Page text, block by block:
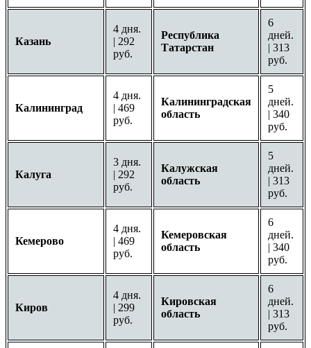
Казань
4 дня.
| 292
руб.
Республика
Татарстан
6
дней.
| 313
руб.
Калининград
4 дня.
| 469
руб.
Калининградская
область
5
дней.
| 340
руб.
Калуга
3 дня.
| 292
руб.
Калужская
область
5
дней.
| 313
руб.
Кемерово
4 дня.
| 469
руб.
Кемеровская
область
6
дней.
| 340
руб.
Киров
4 дня.
| 299
руб.
Кировская
область
6
дней.
| 313
руб.